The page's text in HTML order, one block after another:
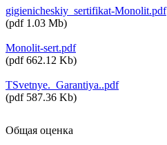
gigienicheskiy_sertifikat-Monolit.pdf
(pdf 1.03 Mb)
Monolit-sert.pdf
(pdf 662.12 Kb)
TSvetnye._Garantiya..pdf
(pdf 587.36 Kb)
Общая оценка